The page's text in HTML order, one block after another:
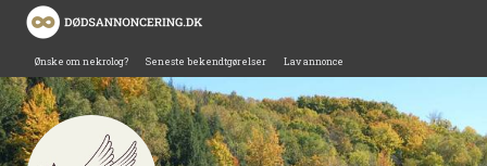
Ønske om nekrolog? Seneste bekendtgørelser Lav annonce